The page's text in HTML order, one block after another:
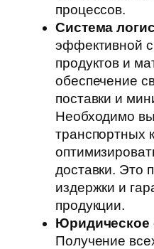
процессов.
Система
эффективной
продуктов и
обеспечение
поставки и
Необходимо
транспортных
доставки. Это
издержки и
продукции.
Юридическое
Получение